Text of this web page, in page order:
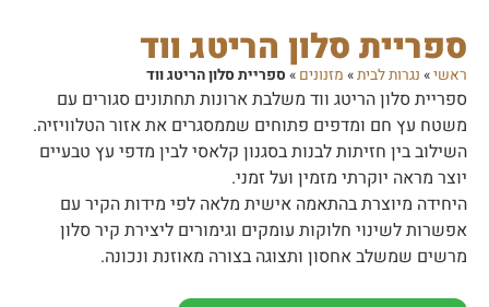
ספריית סלון הריטג ווד
ראשי» נגרות לבית» מזנונים » ספריית סלון הריטג ווד
ספריית סלון הריטג ווד משלבת ארונות תחתונים סגורים עם
משטח עץ חם ומדפים פתוחים שממסגרים את אזור הטלוויזיה.
השילוב בין חזיתות לבנות בסגנון קלאסי לבין מדפי עץ טבעיים
יוצר מראה יוקרתי מזמין ועל זמני.
היחידה מיוצרת בהתאמה אישית מלאה לפי מידות הקיר עם
אפשרות לשינוי חלוקות עומקים וגימורים ליצירת קיר סלון
מרשים שמשלב אחסון ותצוגה בצורה מאוזנת ונכונה.